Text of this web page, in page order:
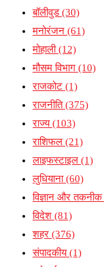
बॉलीवुड(30)
मनोरंजन (61)
मोहाली(12)
मौसम विभाग (10)
राजकोट (1)
राजनीति(375)
राज्य(103)
राशिफल (21)
लाइफस्टाइल (1)
लुधियाना(60)
विज्ञान और तकनीक
विदेश (81)
शहर (376)
संपादकीय(1)